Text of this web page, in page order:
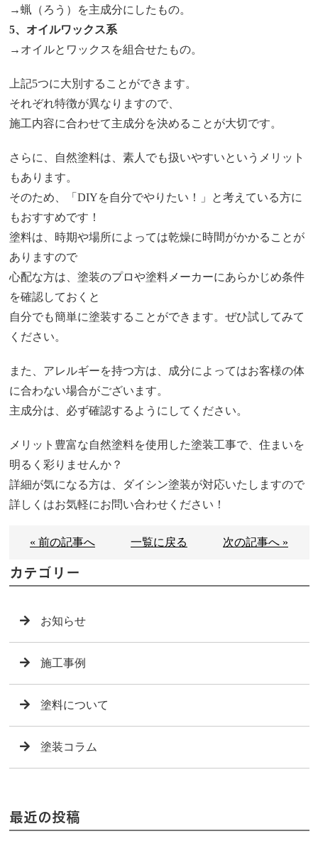
→蝋（ろう）を主成分にしたもの。
5、オイルワックス系
→オイルとワックスを組合せたもの。
上記5つに大別することができます。
それぞれ特徴が異なりますので、
施工内容に合わせて主成分を決めることが大切です。
さらに、自然塗料は、素人でも扱いやすいというメリット
もあります。
そのため、「DIYを自分でやりたい！」と考えている方に
もおすすめです！
塗料は、時期や場所によっては乾燥に時間がかかることが
ありますので
心配な方は、塗装のプロや塗料メーカーにあらかじめ条件
を確認しておくと
自分でも簡単に塗装することができます。ぜひ試してみて
ください。
また、アレルギーを持つ方は、成分によってはお客様の体
に合わない場合がございます。
主成分は、必ず確認するようにしてください。
メリット豊富な自然塗料を使用した塗装工事で、住まいを
明るく彩りませんか？
詳細が気になる方は、ダイシン塗装が対応いたしますので
詳しくはお気軽にお問い合わせください！
« 前の記事へ 一覧に戻る 次の記事へ »
カテゴリー
お知らせ
施工事例
塗料について
塗装コラム
最近の投稿